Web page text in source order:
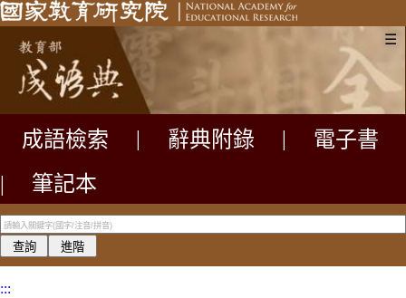
☰
成語檢索 辭典附錄
電子書
|
筆記本
:::